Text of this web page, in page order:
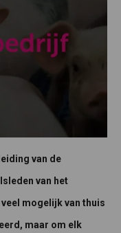
van de
van het
mogelijk van thuis
maar om elk